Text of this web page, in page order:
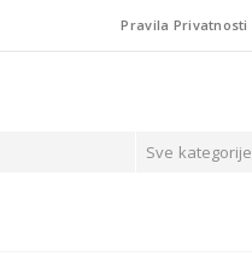
Pravila Privatnosti
Sve kategorije